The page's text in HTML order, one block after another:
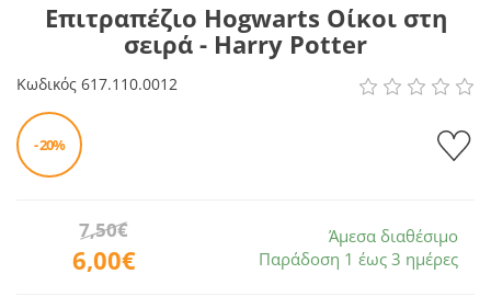
Επιτραπέζιο Hogwarts Οίκοι στη
σειρά - Harry Potter
Κωδικός 617.110.0012
- 20%
6,00€
7,50€
Άμεσα διαθέσιμο
Παράδοση 1 έως 3 ημέρες